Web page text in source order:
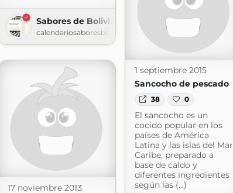
Sabores de Bolivia » Receta
calendariosaboresbolivia.com
1 septiembre 2015
Sancocho de pescado
38 0
El sancocho es un
cocido popular en los
países de América
Latina y las islas del Mar
Caribe, preparado a
base de caldo y
diferentes ingredientes
según las (...)
17 noviembre 2013